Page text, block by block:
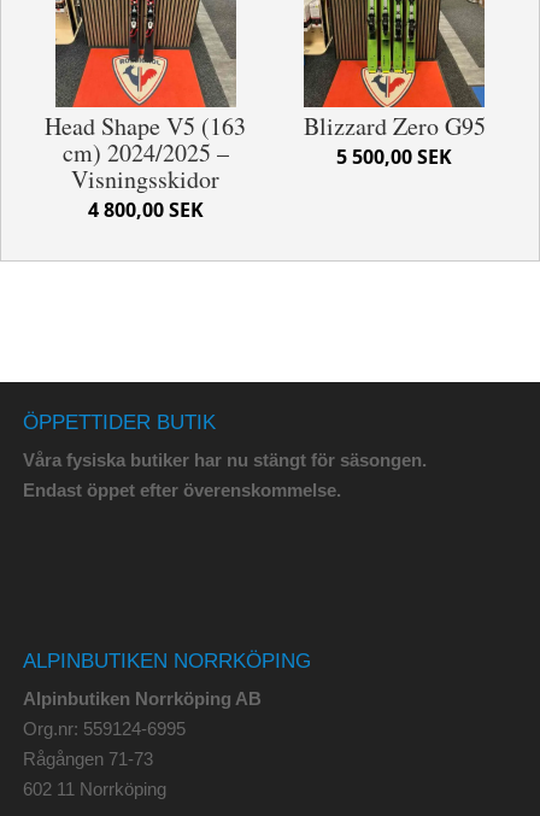
Head Shape V5 (163
cm) 2024/2025 –
Visningsskidor
4 800,00 SEK
Blizzard Zero G95
5 500,00 SEK
ÖPPETTIDER BUTIK
Våra fysiska butiker har nu stängt för säsongen.
Endast öppet efter överenskommelse.
ALPINBUTIKEN NORRKÖPING
Alpinbutiken Norrköping AB
Org.nr: 559124-6995
Rågången 71-73
602 11 Norrköping